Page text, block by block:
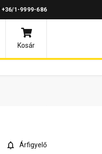
+36/1-9999-686
Kosár
Árfigyelő